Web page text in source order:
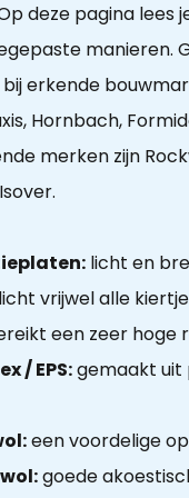
deze pagina lees
manieren.
erkende
Hornbach,
merken zijn
licht en
vrijwel alle
een zeer hoge
/ EPS:gemaakt uit
een voordelige
goede